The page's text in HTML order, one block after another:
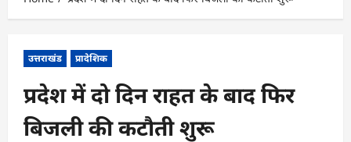
उत्तराखंड प्रादेशिक
प्रदेश में दो दिन राहत के बाद फिर
बिजली की कटौती शुरू